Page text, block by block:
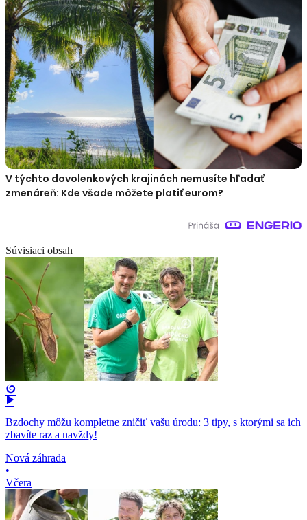
V týchto dovolenkových krajinách nemusíte hľadať
zmenáreň: Kde všade môžete platiť eurom?
Súvisiaci obsah
Bzdochy môžu kompletne zničiť vašu úrodu: 3 tipy, s ktorými sa ich
zbavíte raz a navždy!
Nová záhrada
•
Včera